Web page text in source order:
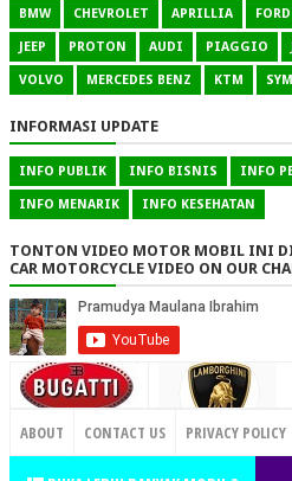
BMW CHEVROLET APRILLIA FORD
JEEP PROTON AUDI PIAGGIO
VOLVO MERCEDES BENZ KTM
INFORMASI UPDATE
INFO PUBLIK INFO BISNIS INFO
INFO MENARIK INFO KESEHATAN
TONTON VIDEO MOTOR MOBIL INI
CAR MOTORCYCLE VIDEO ON OUR
ABOUT CONTACT US PRIVACY POLICY